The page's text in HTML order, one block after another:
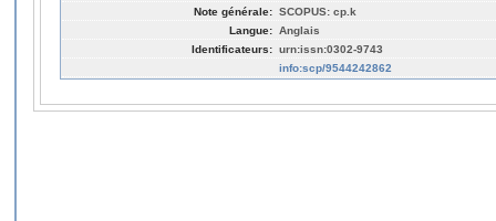
Note générale: SCOPUS: cp.k
Langue: Anglais
Identificateurs: urn:issn:0302-9743
info:scp/9544242862